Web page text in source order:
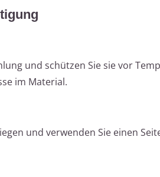
und schützen Sie sie vor
im Material.
und verwenden Sie einen